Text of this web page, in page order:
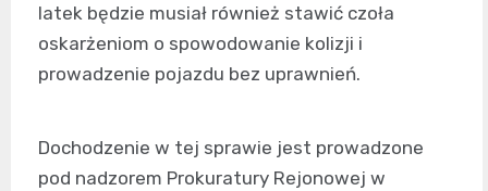
latek będzie musiał również stawić czoła
oskarżeniom o spowodowanie kolizji i
prowadzenie pojazdu bez uprawnień.
Dochodzenie w tej sprawie jest prowadzone
pod nadzorem Prokuratury Rejonowej w